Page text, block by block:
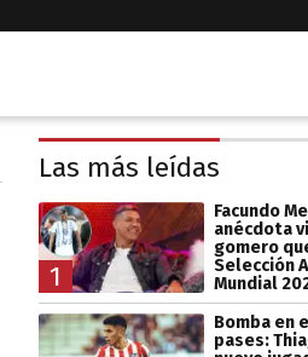
Las más leídas
1
Facundo
anécdota
gomero
Selección
Mundial
Bomba en
pases: